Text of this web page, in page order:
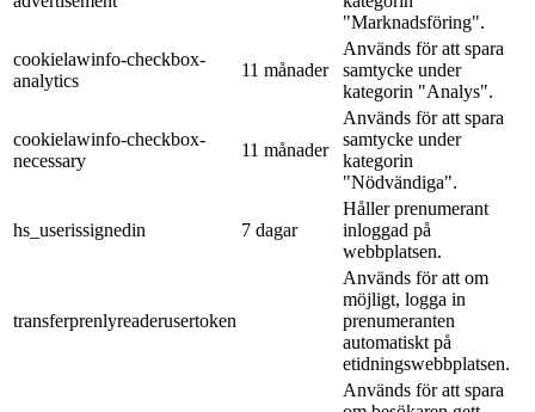
"Marknadsföring".
cookielawinfo-checkbox-
analytics
11 månader
Används för att spara
samtycke under
kategorin "Analys".
cookielawinfo-checkbox-
necessary
11 månader
Används för att spara
samtycke under
kategorin
"Nödvändiga".
hs_userissignedin 7 dagar
Håller prenumerant
inloggad på
webbplatsen.
transferprenlyreaderusertoken
Används för att om
möjligt, logga in
prenumeranten
automatiskt på
etidningswebbplatsen.
Används för att spara